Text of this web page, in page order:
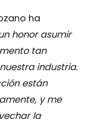
ha
honor asumir
tan
industria.
están
y me
la